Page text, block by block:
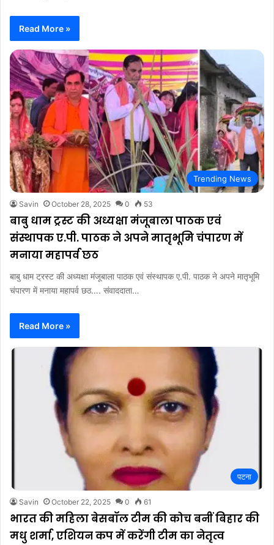
Read More »
Trending News
Savin October 28, 2025 0 53
बाबु धाम ट्रस्ट की अध्यक्षा मंजूबाला पाठक एवं
संस्थापक ए.पी. पाठक ने अपने मातृभूमि चंपारण में
मनाया महापर्व छठ
बाबु धाम ट्रस्ट की अध्यक्षा मंजूबाला पाठक एवं संस्थापक ए.पी. पाठक ने अपने मातृभूमि
चंपारण में मनाया महापर्व छठ…. संवाददाता…
Read More »
पटना
Savin October 22, 2025 0 61
भारत की महिला बेसबॉल टीम की कोच बनीं बिहार की
मधु शर्मा, एशियन कप में करेंगी टीम का नेतृत्व